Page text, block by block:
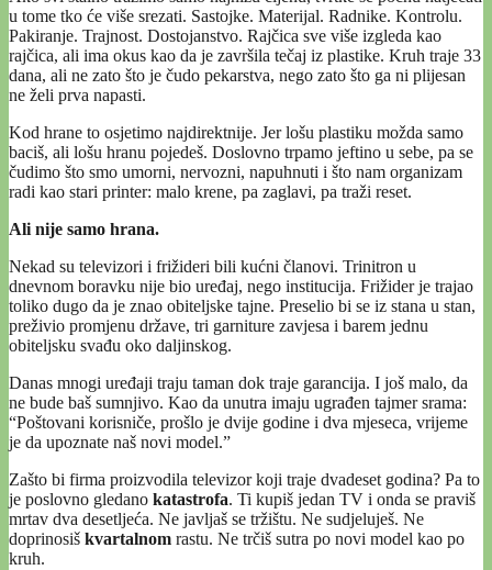
u tome tko će više srezati. Sastojke. Materijal. Radnike. Kontrolu.
Pakiranje. Trajnost. Dostojanstvo. Rajčica sve više izgleda kao
rajčica, ali ima okus kao da je završila tečaj iz plastike. Kruh traje 33
dana, ali ne zato što je čudo pekarstva, nego zato što ga ni plijesan
ne želi prva napasti.
Kod hrane to osjetimo najdirektnije. Jer lošu plastiku možda samo
baciš, ali lošu hranu pojedeš. Doslovno trpamo jeftino u sebe, pa se
čudimo što smo umorni, nervozni, napuhnuti i što nam organizam
radi kao stari printer: malo krene, pa zaglavi, pa traži reset.
Ali nije samo hrana.
Nekad su televizori i frižideri bili kućni članovi. Trinitron u
dnevnom boravku nije bio uređaj, nego institucija. Frižider je trajao
toliko dugo da je znao obiteljske tajne. Preselio bi se iz stana u stan,
preživio promjenu države, tri garniture zavjesa i barem jednu
obiteljsku svađu oko daljinskog.
Danas mnogi uređaji traju taman dok traje garancija. I još malo, da
ne bude baš sumnjivo. Kao da unutra imaju ugrađen tajmer srama:
“Poštovani korisniče, prošlo je dvije godine i dva mjeseca, vrijeme
je da upoznate naš novi model.”
Zašto bi firma proizvodila televizor koji traje dvadeset godina? Pa to
je poslovno gledano katastrofa. Ti kupiš jedan TV i onda se praviš
mrtav dva desetljeća. Ne javljaš se tržištu. Ne sudjeluješ. Ne
doprinosiš kvartalnom rastu. Ne trčiš sutra po novi model kao po
kruh.